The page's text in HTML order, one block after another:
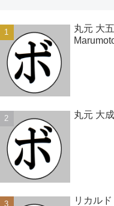
丸元 大
丸元 大
リカル